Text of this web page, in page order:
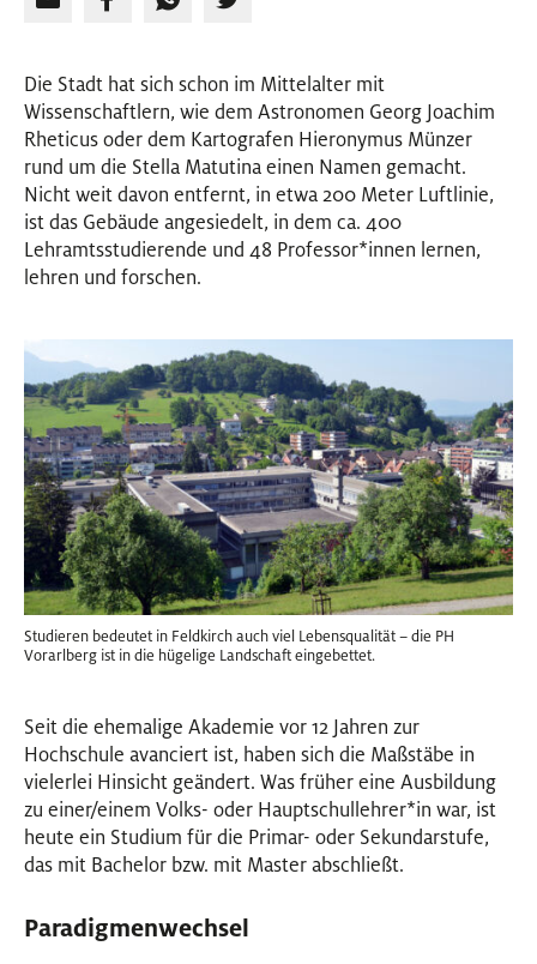
Die Stadt hat sich schon im Mittelalter mit
Wissenschaftlern, wie dem Astronomen Georg Joachim
Rheticus oder dem Kartografen Hieronymus Münzer
rund um die Stella Matutina einen Namen gemacht.
Nicht weit davon entfernt, in etwa 200 Meter Luftlinie,
ist das Gebäude angesiedelt, in dem ca. 400
Lehramtsstudierende und 48 Professor*innen Innen
lernen,
lehren und forschen.
Studieren bedeutet in Feldkirch auch viel Lebensqualität – die PH
Vorarlberg ist in die hügelige Landschaft eingebettet.
Seit die ehemalige Akademie vor 12 Jahren zur
Hochschule avanciert ist, haben sich die Maßstäbe in
vielerlei Hinsicht geändert. Was früher eine Ausbildung
zu einer/einem Volks- oder Hauptschullehrer*in In
war, ist
heute ein Studium für die Primar- oder Sekundarstufe,
das mit Bachelor bzw. mit Master abschließt.
Paradigmenwechsel